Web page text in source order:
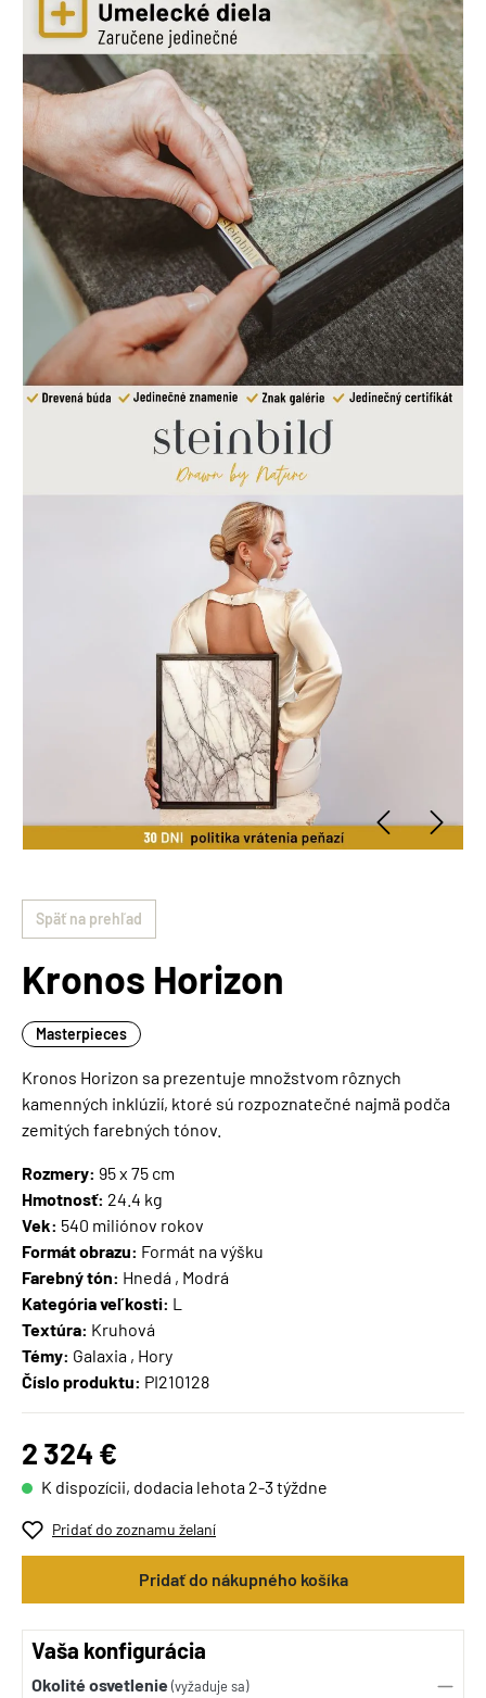
Späť na prehľad
Kronos Horizon
Masterpieces
Kronos Horizon sa prezentuje množstvom rôznych
kamenných inklúzií, ktoré sú rozpoznatečné najmä podča
zemitých farebných tónov.
Rozmery: 95 x 75 cm
Hmotnosť: 24.4 kg
Vek: 540 miliónov rokov
Formát obrazu: Formát na výšku
Farebný tón: Hnedá , Modrá
Kategória veľkosti: L
Textúra: Kruhová
Témy: Galaxia , Hory
Číslo produktu: PI210128
2 324 €
K dispozícii, dodacia lehota 2-3 týždne
Pridať do zoznamu želaní
Pridať do nákupného košíka
Vaša konfigurácia
Okolité osvetlenie (vyžaduje sa)